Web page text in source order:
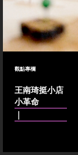
觀點專欄
王南琦挺小店
小革命
｜